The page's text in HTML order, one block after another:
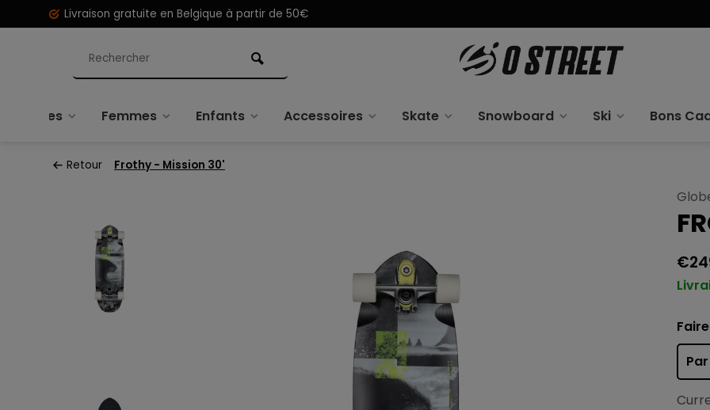
Livraison gratuite en Belgique à partir de 50€
Hommes Femmes Enfants Accessoires Skate Snowboard Ski Bons
Retour Frothy - Mission 30'